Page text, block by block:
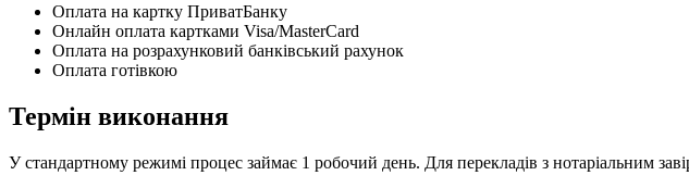
Оплата на картку ПриватБанку
Онлайн оплата картками Visa/MasterCard
Оплата на розрахунковий банківський рахунок
Оплата готівкою
Термін виконання
У стандартному режимі процес займає 1 робочий день. Для перекладів з нотаріальним